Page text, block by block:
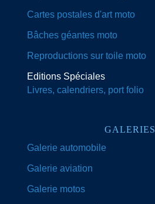
Cartes postales d'art moto
Bâches géantes moto
Reproductions sur toile moto
Editions Spéciales
Livres, calendriers, port folio
GALERIES
Galerie automobile
Galerie aviation
Galerie motos